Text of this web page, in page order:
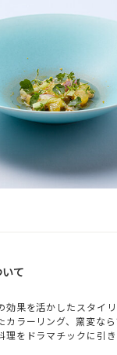
て
効果を活かしたスタイ
カラーリング、窯変な
をドラマチックに引き